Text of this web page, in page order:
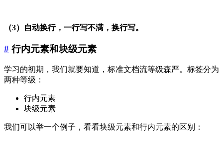
（3）自动换行，一行写不满，换行写。
# 行内元素和块级元素
学习的初期，我们就要知道，标准文档流等级森严。标签分为
两种等级：
行内元素
块级元素
我们可以举一个例子，看看块级元素和行内元素的区别：